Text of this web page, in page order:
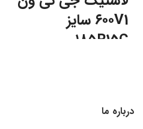
۶۰۰V1 سایز
۱۸۵R15C
این تایرها کیلومتر کارکرد بیشتر و
درباره ما